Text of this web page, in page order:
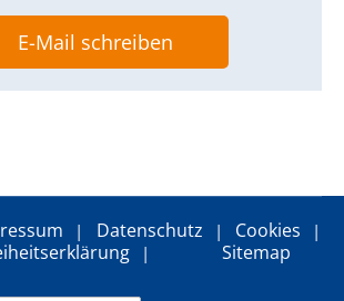
E-Mail schreiben
Datenschutz
Cookies
Sitemap
anzeigen zu können, werden von
Medien Cookies gesetzt.